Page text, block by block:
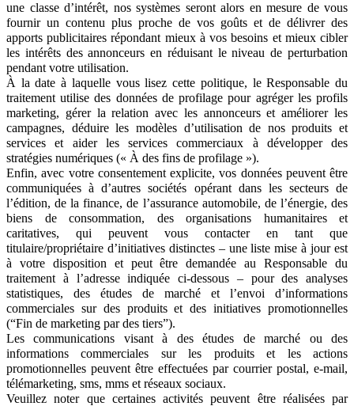
une classe d’intérêt, nos systèmes seront alors en mesure de vous
fournir un contenu plus proche de vos goûts et de délivrer des
apports publicitaires répondant mieux à vos besoins et mieux cibler
les intérêts des annonceurs en réduisant le niveau de perturbation
pendant votre utilisation.
À la date à laquelle vous lisez cette politique, le Responsable du
traitement utilise des données de profilage pour agréger les profils
marketing, gérer la relation avec les annonceurs et améliorer les
campagnes, déduire les modèles d’utilisation de nos produits et
services et aider les services commerciaux à développer des
stratégies numériques (« À des fins de profilage »).
Enfin, avec votre consentement explicite, vos données peuvent être
communiquées à d’autres sociétés opérant dans les secteurs de
l’édition, de la finance, de l’assurance automobile, de l’énergie, des
biens de consommation, des organisations humanitaires et
caritatives, qui peuvent vous contacter en tant que
titulaire/propriétaire d’initiatives distinctes – une liste mise à jour est
à votre disposition et peut être demandée au Responsable du
traitement à l’adresse indiquée ci-dessous – pour des analyses
statistiques, des études de marché et l’envoi d’informations
commerciales sur des produits et des initiatives promotionnelles
(“Fin de marketing par des tiers”).
Les communications visant à des études de marché ou des
informations commerciales sur les produits et les actions
promotionnelles peuvent être effectuées par courrier postal, e-mail,
télémarketing, sms, mms et réseaux sociaux.
Veuillez noter que certaines activités peuvent être réalisées par